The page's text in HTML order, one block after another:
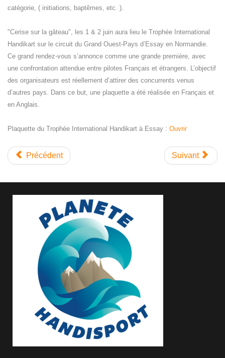
catégorie, ( initiations, baptêmes, etc. ).
"Cerise sur la gâteau", les 1 & 2 juin aura lieu le Trophée International
Handikart sur le circuit du Grand Ouest-Pays d’Essay en Normandie.
Ce grand rendez-vous s’annonce comme une grande première, avec
une confrontation attendue entre pilotes Français et étrangers. L’objectif
des organisateurs est réellement d’attirer des concurrents venus
d’autres pays. Dans ce but, une plaquette a été réalisée en Français et
en Anglais.
Plaquette du Trophée International Handikart à Essay : Ouvrir
Précédent Suivant